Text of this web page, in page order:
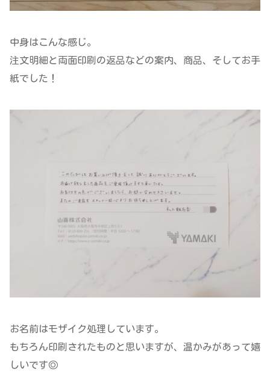
中身はこんな感じ。
注文明細と両面印刷の返品などの案内、商品、そしてお手
紙でした！
お名前はモザイク処理しています。
もちろん印刷されたものと思いますが、温かみがあって嬉
しいです◎